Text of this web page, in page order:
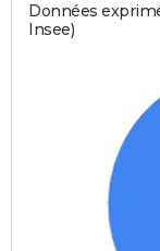
Données
Insee)